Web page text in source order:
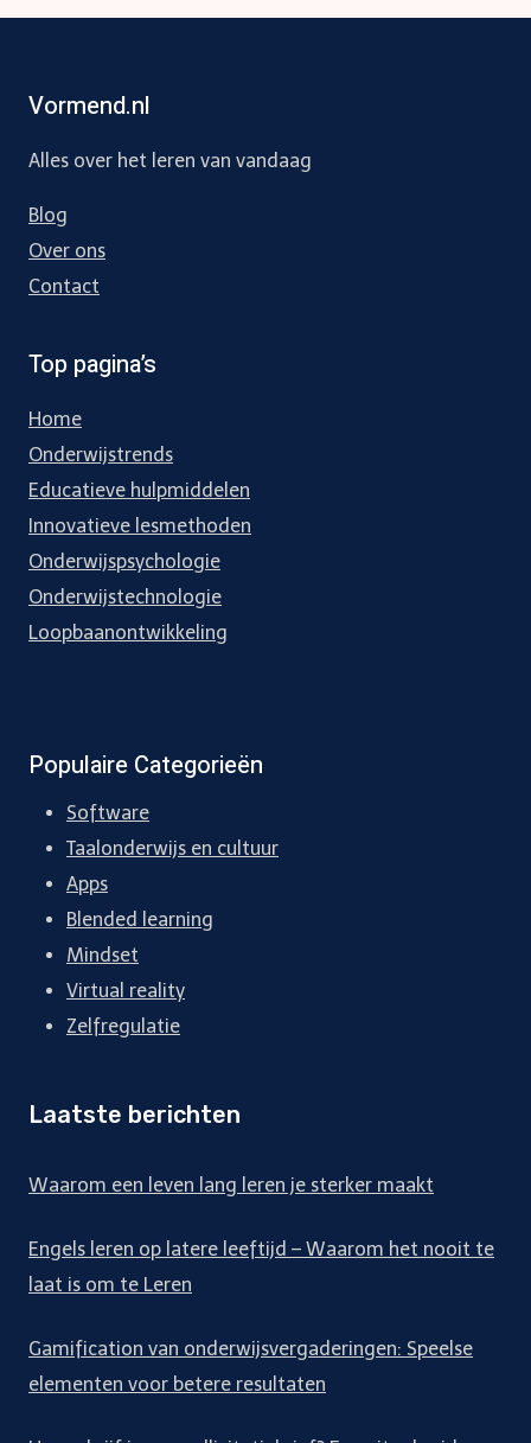
Vormend.nl
Alles over het leren van vandaag
Blog
Over ons
Contact
Top pagina’s
Home
Onderwijstrends
Educatieve hulpmiddelen
Innovatieve lesmethoden
Onderwijspsychologie
Onderwijstechnologie
Loopbaanontwikkeling
Populaire Categorieën
Software
Taalonderwijs en cultuur
Apps
Blended learning
Mindset
Virtual reality
Zelfregulatie
Laatste berichten
Waarom een leven lang leren je sterker maakt
Engels leren op latere leeftijd – Waarom het nooit te
laat is om te Leren
Gamification van onderwijsvergaderingen: Speelse
elementen voor betere resultaten